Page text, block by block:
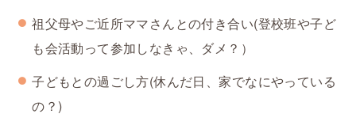
祖父母やご近所ママさんとの付き合い(登校班や子ど
も会活動って参加しなきゃ、ダメ？）
子どもとの過ごし方(休んだ日、家でなにやっている
の？)